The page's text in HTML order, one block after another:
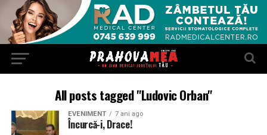
All posts tagged "Ludovic Orban"
EVENIMENT 7 ani ago
Încurcă-i, Drace!